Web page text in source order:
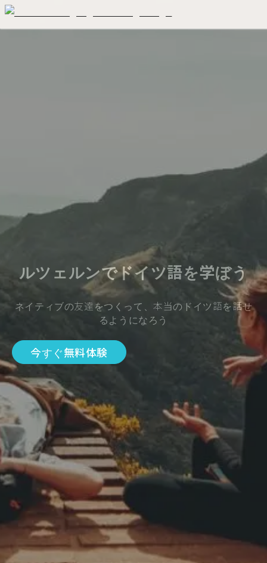
ルツェルンでドイツ語を学ぼう
ネイティブの友達をつくって、本当のドイツ語を話せ
るようになろう
今すぐ無料体験